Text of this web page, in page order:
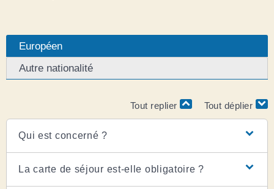
Européen
Autre nationalité
Tout replier Tout déplier
Qui est concerné ?
La carte de séjour est-elle obligatoire ?